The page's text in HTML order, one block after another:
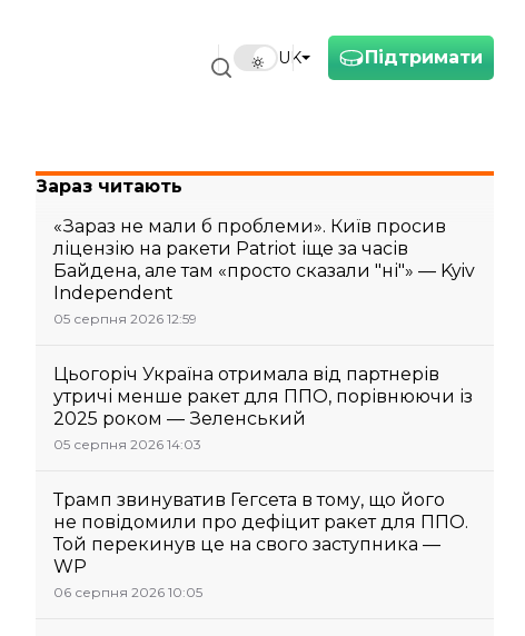
Підтримати
UK
Зараз читають
«Зараз не мали б проблеми». Київ просив
ліцензію на ракети Patriot іще за часів
Байдена, але там «просто сказали "ні"» — Kyiv
Independent
05 серпня 2026 12:59
Цьогоріч Україна отримала від партнерів
утричі менше ракет для ППО, порівнюючи із
2025 роком — Зеленський
05 серпня 2026 14:03
Трамп звинуватив Гегсета в тому, що його
не повідомили про дефіцит ракет для ППО.
Той перекинув це на свого заступника —
WP
06 серпня 2026 10:05